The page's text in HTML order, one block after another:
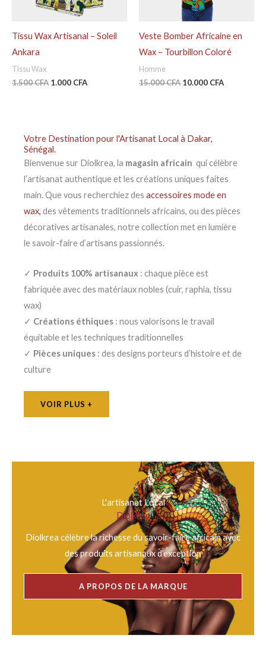
Tissu Wax Artisanal – Soleil
Ankara
Tissu Wax
1.500CFA 1.000 CFA
Veste Bomber Africaine en
Wax – Tourbillon Coloré
Homme
15.000CFA 10.000 CFA
Votre Destination pour l'Artisanat Local à Dakar,
Sénégal.
Bienvenue sur Diolkrea, la magasin africain qui célèbre
l’artisanat authentique et les créations uniques faites
main. Que vous recherchiez des accessoires mode en
wax, des vêtements traditionnels africains, ou des pièces
décoratives artisanales, notre collection met en lumière
le savoir-faire d’artisans passionnés.
✓ Produits 100% artisanaux : chaque pièce est
fabriquée avec des matériaux nobles (cuir, raphia, tissu
wax)
✓ Créations éthiques : nous valorisons le travail
équitable et les techniques traditionnelles
✓ Pièces uniques : des designs porteurs d’histoire et de
culture
VOIR PLUS +
L'artisanat Local
Diolkrea
Diolkrea célèbre la richesse du savoir-faire africain avec
des produits artisanaux d'exception
A PROPOS DE LA MARQUE